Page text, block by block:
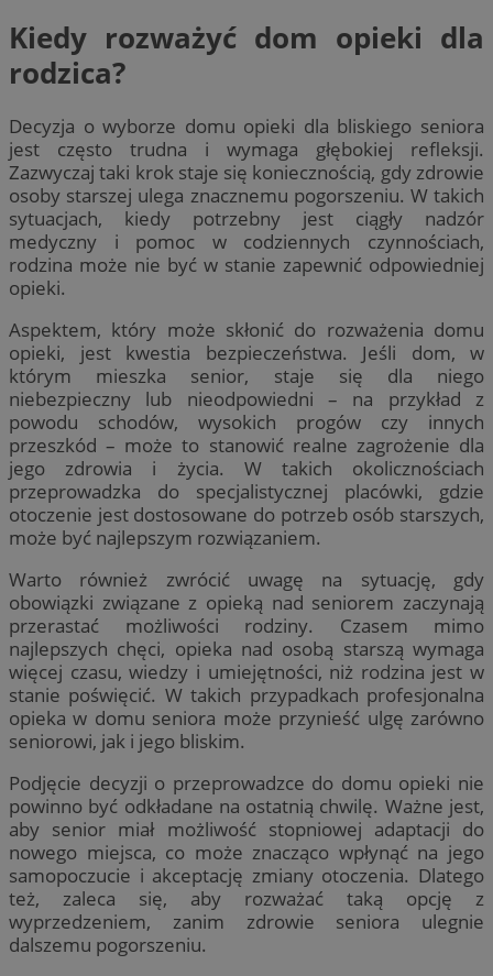
Kiedy rozważyć dom opieki dla
rodzica?
Decyzja o wyborze domu opieki dla bliskiego seniora
jest często trudna i wymaga głębokiej refleksji.
Zazwyczaj taki krok staje się koniecznością, gdy zdrowie
osoby starszej ulega znacznemu pogorszeniu. W takich
sytuacjach, kiedy potrzebny jest ciągły nadzór
medyczny i pomoc w codziennych czynnościach,
rodzina może nie być w stanie zapewnić odpowiedniej
opieki.
Aspektem, który może skłonić do rozważenia domu
opieki, jest kwestia bezpieczeństwa. Jeśli dom, w
którym mieszka senior, staje się dla niego
niebezpieczny lub nieodpowiedni – na przykład z
powodu schodów, wysokich progów czy innych
przeszkód – może to stanowić realne zagrożenie dla
jego zdrowia i życia. W takich okolicznościach
przeprowadzka do specjalistycznej placówki, gdzie
otoczenie jest dostosowane do potrzeb osób starszych,
może być najlepszym rozwiązaniem.
Warto również zwrócić uwagę na sytuację, gdy
obowiązki związane z opieką nad seniorem zaczynają
przerastać możliwości rodziny. Czasem mimo
najlepszych chęci, opieka nad osobą starszą wymaga
więcej czasu, wiedzy i umiejętności, niż rodzina jest w
stanie poświęcić. W takich przypadkach profesjonalna
opieka w domu seniora może przynieść ulgę zarówno
seniorowi, jak i jego bliskim.
Podjęcie decyzji o przeprowadzce do domu opieki nie
powinno być odkładane na ostatnią chwilę. Ważne jest,
aby senior miał możliwość stopniowej adaptacji do
nowego miejsca, co może znacząco wpłynąć na jego
samopoczucie i akceptację zmiany otoczenia. Dlatego
też, zaleca się, aby rozważać taką opcję z
wyprzedzeniem, zanim zdrowie seniora ulegnie
dalszemu pogorszeniu.